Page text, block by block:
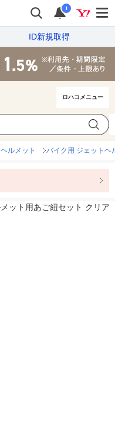
i
ID新規取得
ロハコメニュー
ヘルメット バイク用 ジェットヘ